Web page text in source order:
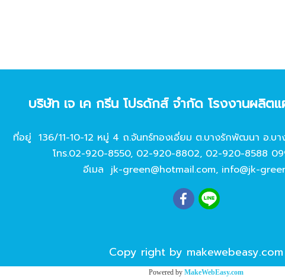
บริษัท เจ เค กรีน โปรดักส์ จํากัด โรงงานผลิต
ที่อยู่ 136/11-10-12 หมู่ 4 ถ.จันทร์ทองเอี่ยม ต.บางรักพัฒนา อ.บา
โทร.02-920-8550, 02-920-8802, 02-920-8588
อีเมล jk-green@hotmail.com, info@jk-
Copy right by makewebeasy.com
Powered by MakeWebEasy.com